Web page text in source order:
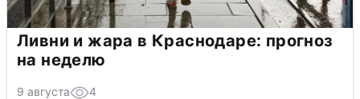
Ливни и жара в Краснодаре: прогноз
на неделю
9 августа 4